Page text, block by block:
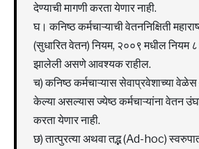
देण्याची मागणी करता येणार नाही.
घ। कनिष्ठ कर्मचाऱ्याची वेतननिक्षिती
(सुधारित वेतन) नियम, २००९ मधील नियम ८
झालेली असणे आवश्यक राहील.
च) कनिष्ठ कर्मचाऱ्यास सेवाप्रवेशाच्या
केल्या असल्यास ज्येष्ठ कर्मचाऱ्यांना वेतन
करता येणार नाही.
छ) तात्पुरत्या अथवा तद्भ (Ad-hoc)